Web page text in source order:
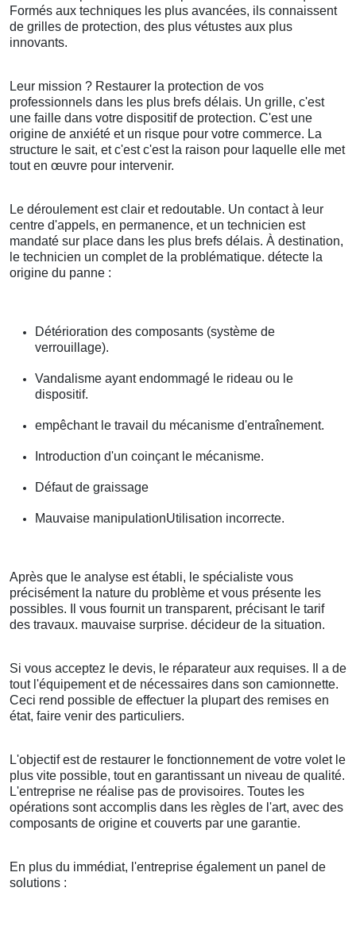
Formés aux techniques les plus avancées, ils connaissent
de grilles de protection, des plus vétustes aux plus
innovants.
Leur mission ? Restaurer la protection de vos
professionnels dans les plus brefs délais. Un grille, c'est
une faille dans votre dispositif de protection. C'est une
origine de anxiété et un risque pour votre commerce. La
structure le sait, et c'est c'est la raison pour laquelle elle met
tout en œuvre pour intervenir.
Le déroulement est clair et redoutable. Un contact à leur
centre d'appels, en permanence, et un technicien est
mandaté sur place dans les plus brefs délais. À destination,
le technicien un complet de la problématique. détecte la
origine du panne :
Détérioration des composants (système de
verrouillage).
Vandalisme ayant endommagé le rideau ou le
dispositif.
empêchant le travail du mécanisme d'entraînement.
Introduction d'un coinçant le mécanisme.
Défaut de graissage
Mauvaise manipulationUtilisation incorrecte.
Après que le analyse est établi, le spécialiste vous
précisément la nature du problème et vous présente les
possibles. Il vous fournit un transparent, précisant le tarif
des travaux. mauvaise surprise. décideur de la situation.
Si vous acceptez le devis, le réparateur aux requises. Il a de
tout l'équipement et de nécessaires dans son camionnette.
Ceci rend possible de effectuer la plupart des remises en
état, faire venir des particuliers.
L'objectif est de restaurer le fonctionnement de votre volet le
plus vite possible, tout en garantissant un niveau de qualité.
L'entreprise ne réalise pas de provisoires. Toutes les
opérations sont accomplis dans les règles de l'art, avec des
composants de origine et couverts par une garantie.
En plus du immédiat, l'entreprise également un panel de
solutions :